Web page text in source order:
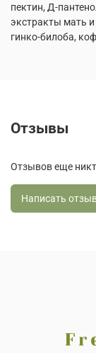
пектин, Д-
экстракты мать
гинко-билоба,
Отзывы
Отзывов еще
Написать